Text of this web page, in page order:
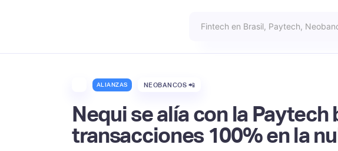
ALIANZAS NEOBANCOS 📲
Nequi se alía con la
transacciones 100% en la